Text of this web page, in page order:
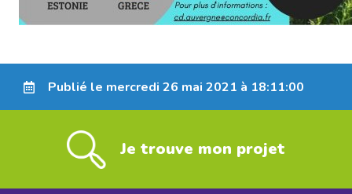
Publié le mercredi 26 mai 2021 à 18:11:00
Je trouve mon projet